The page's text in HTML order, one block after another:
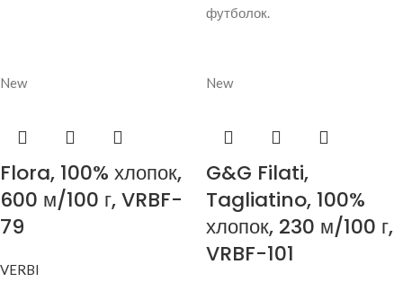
футболок.
New
Flora, 100% хлопок,
600 м/100 г, VRBF-
79
VERBI
New
G&G Filati,
Tagliatino, 100%
хлопок, 230 м/100 г,
VRBF-101